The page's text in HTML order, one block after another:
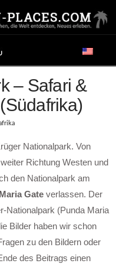
– Safari &
Nationalpark. Von
Richtung Westen und
den Nationalpark am
Gate verlassen. Der
Nationalpark (Punda Maria
Bilder haben wir schon
zu den Bildern oder
des Beitrags einen